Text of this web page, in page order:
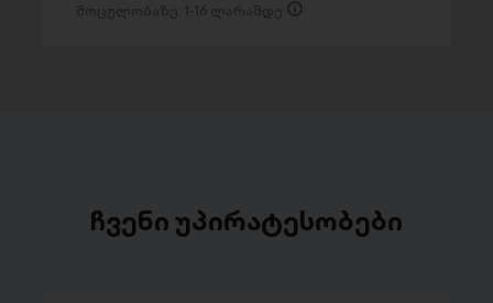
მოცულობაზე: 1-16 ლარამდე
ჩვენი უპირატესობები